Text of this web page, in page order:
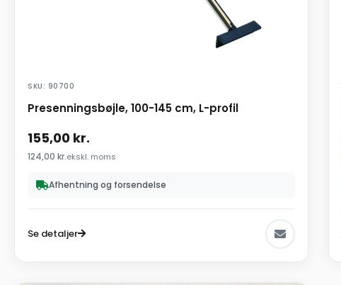
SKU: 90700
Presenningsbøjle, 100-145 cm, L-profil
155,00 kr.
124,00 kr.ekskl. moms
Afhentning og forsendelse
Se detaljer